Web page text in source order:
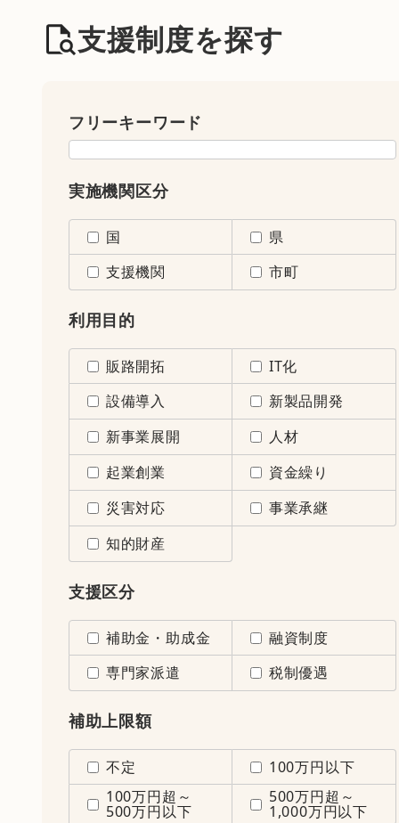
支援制度を探す
フリーキーワード
実施機関区分
国
県
支援機関
市町
利用目的
販路開拓
IT化
設備導入
新製品開発
新事業展開
人材
起業創業
資金繰り
災害対応
事業承継
知的財産
支援区分
補助金・助成金
融資制度
専門家派遣
税制優遇
補助上限額
不定
100万円以下
100万円超～
500万円以下
500万円超～
1,000万円以下